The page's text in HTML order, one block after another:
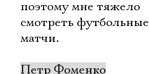
поэтому мне тяжело
смотреть футбольные
матчи.
Петр Фоменко